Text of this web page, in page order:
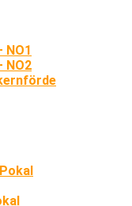
NO1
NO2